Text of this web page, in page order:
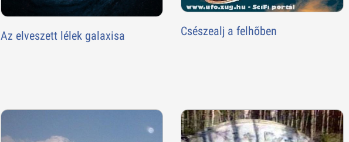
Az elveszett lélek galaxisa Csészealj a felhõben